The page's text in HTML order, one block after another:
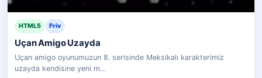
HTML5 Friv
Uçan Amigo Uzayda
Uçan amigo oyunumuzun 8. serisinde Meksikalı karakterimiz
uzayda kendisine yeni m…